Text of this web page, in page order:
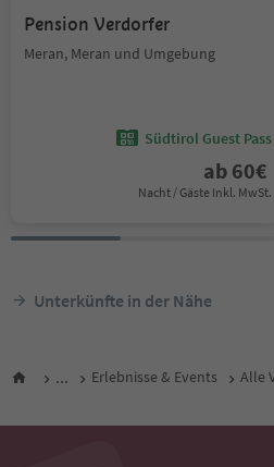
Pension Verdorfer
Meran, Meran und Umgebung
Südtirol Guest Pass
ab 60€
Nacht / Gäste Inkl. MwSt.
Unterkünfte in der Nähe
... Erlebnisse & Events Alle